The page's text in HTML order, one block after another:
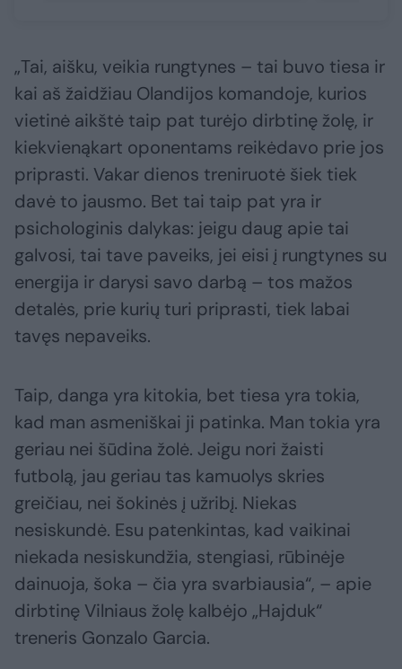
„Tai, aišku, veikia rungtynes – tai buvo tiesa ir
kai aš žaidžiau Olandijos komandoje, kurios
vietinė aikštė taip pat turėjo dirbtinę žolę, ir
kiekvienąkart oponentams reikėdavo prie jos
priprasti. Vakar dienos treniruotė šiek tiek
davė to jausmo. Bet tai taip pat yra ir
psichologinis dalykas: jeigu daug apie tai
galvosi, tai tave paveiks, jei eisi į rungtynes su
energija ir darysi savo darbą – tos mažos
detalės, prie kurių turi priprasti, tiek labai
tavęs nepaveiks.
Taip, danga yra kitokia, bet tiesa yra tokia,
kad man asmeniškai ji patinka. Man tokia yra
geriau nei šūdina žolė. Jeigu nori žaisti
futbolą, jau geriau tas kamuolys skries
greičiau, nei šokinės į užribį. Niekas
nesiskundė. Esu patenkintas, kad vaikinai
niekada nesiskundžia, stengiasi, rūbinėje
dainuoja, šoka – čia yra svarbiausia“, – apie
dirbtinę Vilniaus žolę kalbėjo „Hajduk“
treneris Gonzalo Garcia.